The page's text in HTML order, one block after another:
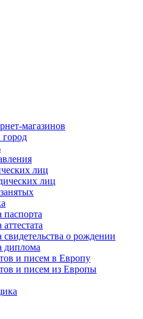
магазинов
город
лиц
лиц
паспорта
свидетельства о рождении
диплома
и писем в Европу
и писем из Европы